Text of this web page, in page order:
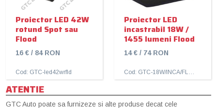
Proiector LED 42W
rotund Spot sau
Flood
16 € / 84 RON
Cod: GTC-led42wrfld
Proiector LED
incastrabil 18W /
1455 lumeni Flood
14 € / 74 RON
ATENTIE
GTC Auto poate sa furnizeze si alte produse decat cele